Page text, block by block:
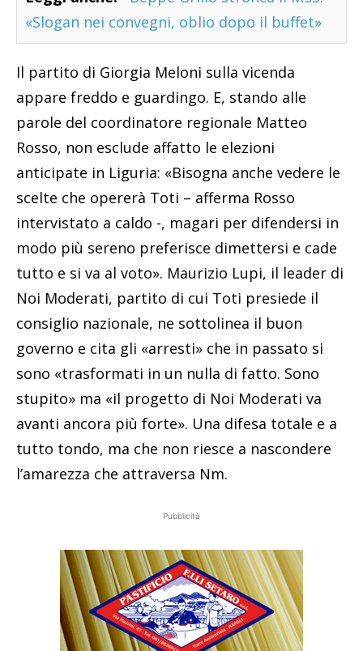
«Slogan nei convegni, oblio dopo il buffet»
Il partito di Giorgia Meloni sulla vicenda
appare freddo e guardingo. E, stando alle
parole del coordinatore regionale Matteo
Rosso, non esclude affatto le elezioni
anticipate in Liguria: «Bisogna anche vedere le
scelte che opererà Toti – afferma Rosso
intervistato a caldo -, magari per difendersi in
modo più sereno preferisce dimettersi e cade
tutto e si va al voto». Maurizio Lupi, il leader di
Noi Moderati, partito di cui Toti presiede il
consiglio nazionale, ne sottolinea il buon
governo e cita gli «arresti» che in passato si
sono «trasformati in un nulla di fatto. Sono
stupito» ma «il progetto di Noi Moderati va
avanti ancora più forte». Una difesa totale e a
tutto tondo, ma che non riesce a nascondere
l’amarezza che attraversa Nm.
Pubblicità